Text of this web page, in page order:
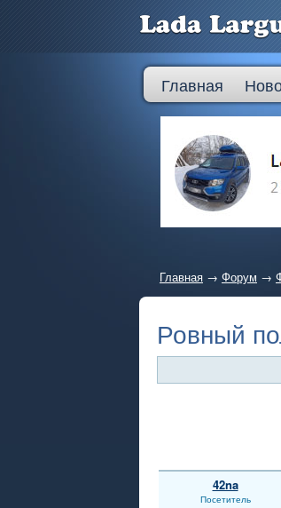
Главная
Главная → Форум →
Ровный
42na
Посетитель